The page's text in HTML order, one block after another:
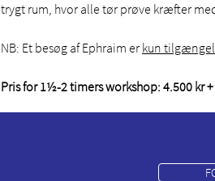
trygt rum, hvor alle tør prøve kræfter
NB: Et besøg af Ephraim er kun
Pris for 1½-2 timers workshop: 4.500 kr